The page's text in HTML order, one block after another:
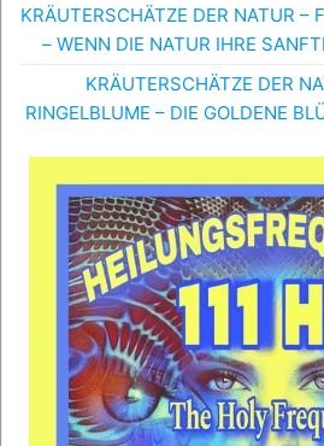
KRÄUTERSCHÄTZE DER NATUR –
– WENN DIE NATUR IHRE
KRÄUTERSCHÄTZE DER
RINGELBLUME – DIE GOLDENE